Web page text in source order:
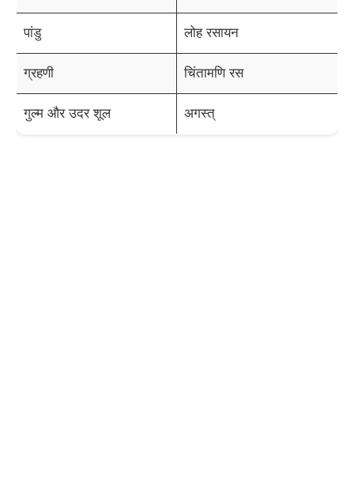
पांडु लोह रसायन
ग्रहणी चिंतामणि रस
गुल्म और उदर शूल अगस्त्